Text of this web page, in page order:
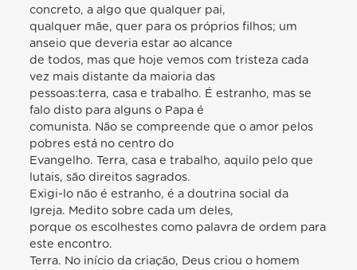
concreto, a algo que qualquer pai,
qualquer mãe, quer para os próprios filhos; um
anseio que deveria estar ao alcance
de todos, mas que hoje vemos com tristeza cada
vez mais distante da maioria das
pessoas:terra, casa e trabalho. É estranho, mas se
falo disto para alguns o Papa é
comunista. Não se compreende que o amor pelos
pobres está no centro do
Evangelho. Terra, casa e trabalho, aquilo pelo que
lutais, são direitos sagrados.
Exigi-lo não é estranho, é a doutrina social da
Igreja. Medito sobre cada um deles,
porque os escolhestes como palavra de ordem para
este encontro.
Terra. No início da criação, Deus criou o homem